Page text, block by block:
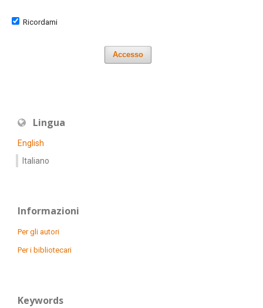
Ricordami
Accesso
Lingua
English
Italiano
Informazioni
Per gli autori
Per i bibliotecari
Keywords